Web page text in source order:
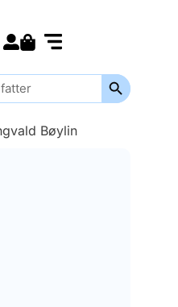
Search
Bøylin